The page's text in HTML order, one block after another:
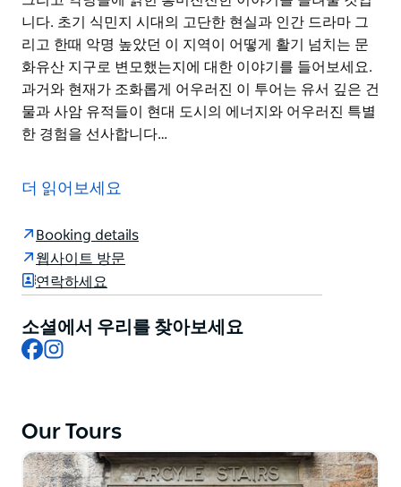
니다. 초기 식민지 시대의 고단한 현실과 인간 드라마 그
리고 한때 악명 높았던 이 지역이 어떻게 활기 넘치는 문
화유산 지구로 변모했는지에 대한 이야기를 들어보세요.
과거와 현재가 조화롭게 어우러진 이 투어는 유서 깊은 건
물과 사암 유적들이 현대 도시의 에너지와 어우러진 특별
한 경험을 선사합니다…
Rocks)를 여유롭게 걸으며 시드니와 영국령 호주의 매혹
을 매료시켜 왔습니다.
전문 가이드의 안내를 따라 자갈길 골목 숨겨진 안뜰 한적
한 골목길을 거닐다 보면 현지인조차 모르는 숨겨진 명소
들을 만나게 됩니다. 가이드는 걸으면서 한때 이 역사적인
거리를 누볐던 죄수 군인 정착민 그리고 악당들에 얽힌 흥
때 악명 높았던 이 지역이 어떻게 활기 넘치는 문화유산
지구로 변모했는지에 대한 이야기를 들어보세요. 과거와
현재가 조화롭게 어우러진 이 투어는 유서 깊은 건물과 사
더 읽어보세요
Booking details
웹사이트 방문
연락하세요
소셜에서 우리를 찾아보세요
Facebook
Our Tours